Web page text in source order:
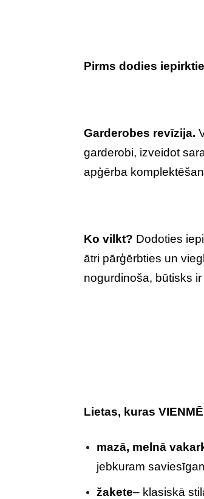
Pirms dodies
Garderobes revīzija.
garderobi, izveidot
apģērba
Ko vilkt? Dodoties
ātri pārģērbties un
nogurdinoša, būtisks
Lietas, kuras
mazā, melnā
jebkuram
žakete– klasiskā